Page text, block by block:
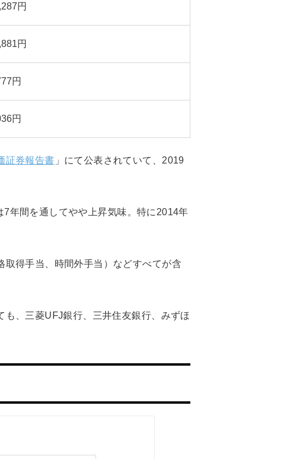
円
円
円
円
証券報告書 」にて公表されていて、2019
年間を通してやや上昇気味。特に2014年
得手当、時間外手当）などすべてが含
、三菱UFJ銀行、三井住友銀行、みずほ